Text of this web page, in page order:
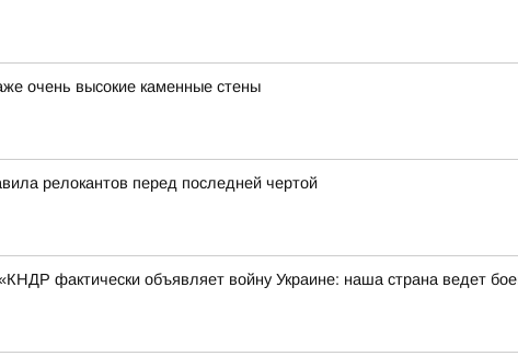
очень высокие каменные стены
релокантов перед последней чертой
фактически объявляет войну Украине: наша страна ведет